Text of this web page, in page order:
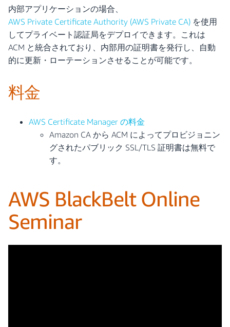
内部アプリケーションの場合、
AWS Private Certificate Authority (AWS Private CA) を使用
してプライベート認証局をデプロイできます。これは
ACM と統合されており、内部用の証明書を発行し、自動
的に更新・ローテーションさせることが可能です。
料金
AWS Certificate Manager の料金
Amazon CA から ACM によってプロビジョニン
グされたパブリック SSL/TLS 証明書は無料で
す。
AWS BlackBelt Online
Seminar